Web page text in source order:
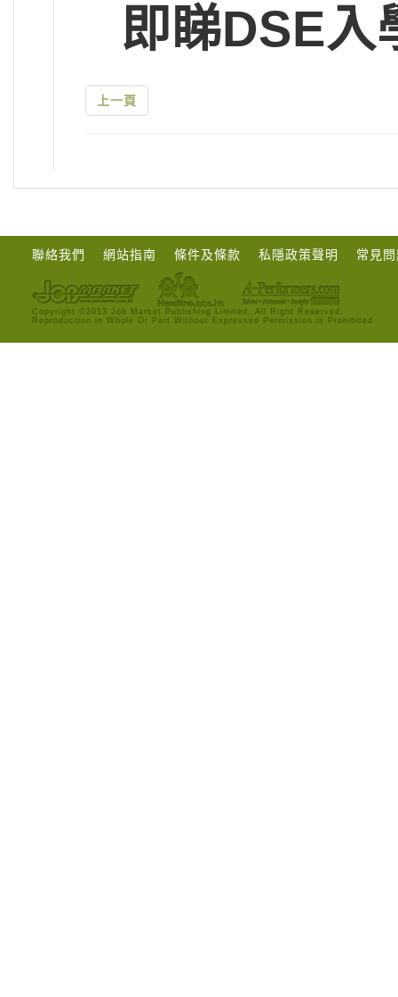
即睇DSE入
上一頁
聯絡我們 網站指南 條件及條款 私隱政策聲明 常見
Copyright ©2013 Job Market Publishing Limited. All Right Reserved.
Reproduction in Whole Or Part Without Expressed Permission is Prohibited.